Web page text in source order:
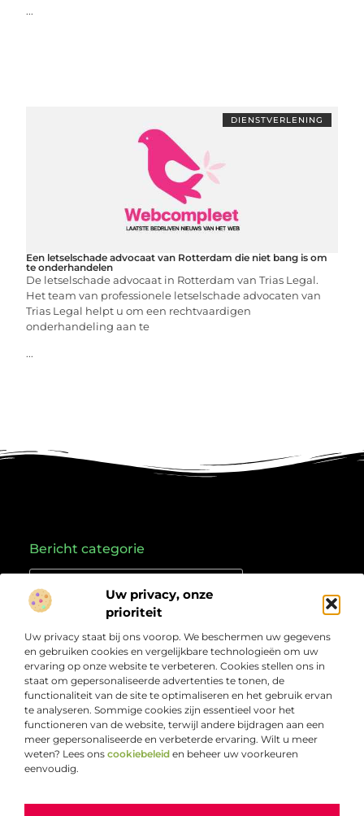
Uw privacy, onze
prioriteit
Uw privacy staat bij ons voorop. We beschermen uw gegevens
en gebruiken cookies en vergelijkbare technologieën om uw
ervaring op onze website te verbeteren. Cookies stellen ons in
staat om gepersonaliseerde advertenties te tonen, de
functionaliteit van de site te optimaliseren en het gebruik ervan
te analyseren. Sommige cookies zijn essentieel voor het
functioneren van de website, terwijl andere bijdragen aan een
meer gepersonaliseerde en verbeterde ervaring. Wilt u meer
weten? Lees ons cookiebeleid en beheer uw voorkeuren
eenvoudig.
...
DIENSTVERLENING
Een letselschade advocaat van Rotterdam die niet bang is om
te onderhandelen
De letselschade advocaat in Rotterdam van Trias Legal.
Het team van professionele letselschade advocaten van
Trias Legal helpt u om een rechtvaardigen
onderhandeling aan te
...
Over
Bedrijf
“Jouw bron voor kennis, ideeën en inzichten”
Laat je inspireren door doordachte artikelen, frisse
perspectieven en praktische informatie die je verder
helpen. Welkom bij Webcompleet.nl – dé plek voor wie
verdieping zoekt en vooruit wil.
Onze informatie
Bericht categorie